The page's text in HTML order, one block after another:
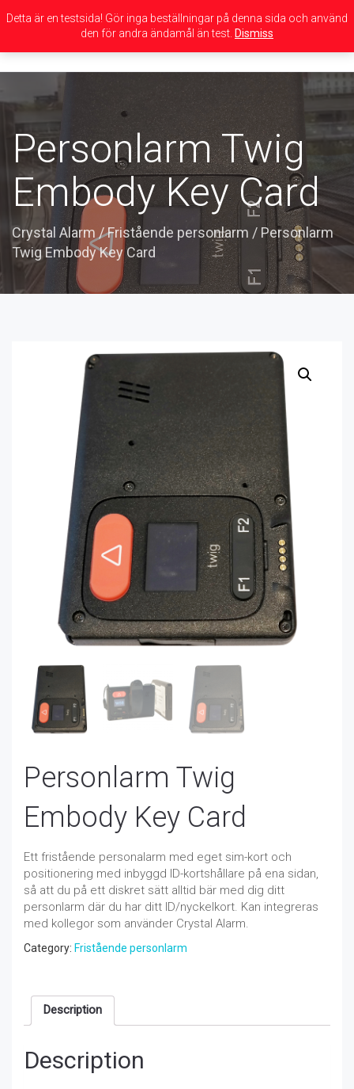
navigation
Personlarm Twig
Embody Key Card
Crystal Alarm /Fristående personlarm / Personlarm
Twig Embody Key Card
Personlarm Twig
Embody Key Card
Ett fristående personalarm med eget sim-kort och
positionering med inbyggd ID-kortshållare på ena sidan,
så att du på ett diskret sätt alltid bär med dig ditt
personlarm där du har ditt ID/nyckelkort. Kan integreras
med kollegor som använder Crystal Alarm.
Category: Fristående personlarm
Description
Description
Detta är en testsida! Gör inga beställningar på denna sida och använd
den för andra ändamål än test. Dismiss